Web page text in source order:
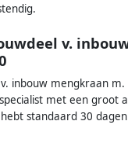
v.
inbouw mengkraan
met een
standaard 30